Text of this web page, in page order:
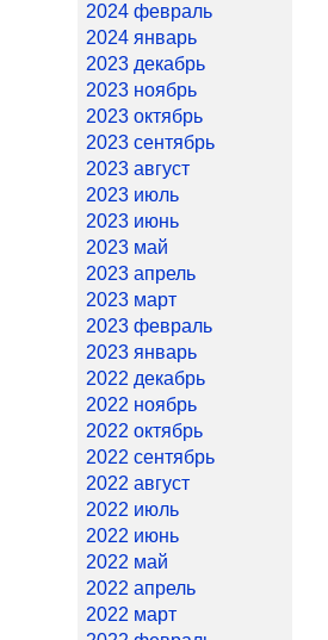
2024 февраль
2024 январь
2023 декабрь
2023 ноябрь
2023 октябрь
2023 сентябрь
2023 август
2023 июль
2023 июнь
2023 май
2023 апрель
2023 март
2023 февраль
2023 январь
2022 декабрь
2022 ноябрь
2022 октябрь
2022 сентябрь
2022 август
2022 июль
2022 июнь
2022 май
2022 апрель
2022 март